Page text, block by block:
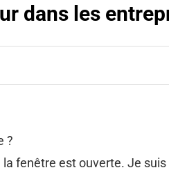
dans les
?
fenêtre est ouverte. Je